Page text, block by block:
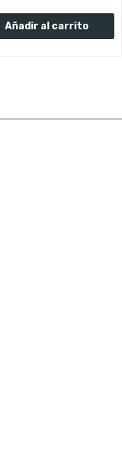
Añadir al carrito